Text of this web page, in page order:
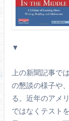
▼
上の新聞記事で
の懇談の様子や
る。近年のアメ
ではなくテスト